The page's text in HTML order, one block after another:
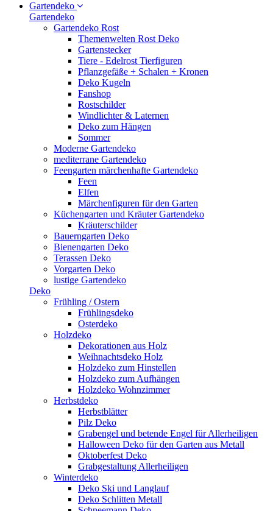
Gartendeko
Gartendeko
Gartendeko Rost
Themenwelten Rost Deko
Gartenstecker
Tiere - Edelrost Tierfiguren
Pflanzgefäße + Schalen + Kronen
Deko Kugeln
Fanshop
Rostschilder
Windlichter & Laternen
Deko zum Hängen
Sommer
Moderne Gartendeko
mediterrane Gartendeko
Feengarten märchenhafte Gartendeko
Feen
Elfen
Märchenfiguren für den Garten
Küchengarten und Kräuter Gartendeko
Kräuterschilder
Bauerngarten Deko
Bienengarten Deko
Terassen Deko
Vorgarten Deko
lustige Gartendeko
Deko
Frühling / Ostern
Frühlingsdeko
Osterdeko
Holzdeko
Dekorationen aus Holz
Weihnachtsdeko Holz
Holzdeko zum Hinstellen
Holzdeko zum Aufhängen
Holzdeko Wohnzimmer
Herbstdeko
Herbstblätter
Pilz Deko
Grabengel und betende Engel für Allerheiligen
Halloween Deko für den Garten aus Metall
Oktoberfest Deko
Grabgestaltung Allerheiligen
Winterdeko
Deko Ski und Langlauf
Deko Schlitten Metall